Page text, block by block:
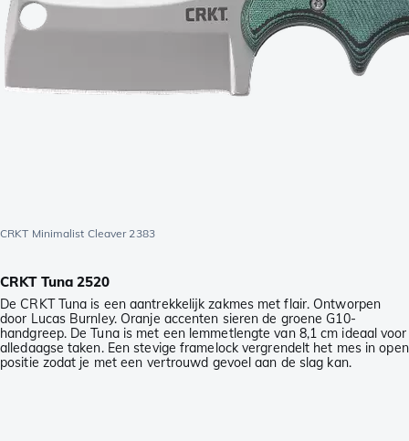
CRKT Minimalist Cleaver 2383
CRKT Tuna 2520
De CRKT Tuna is een aantrekkelijk zakmes met flair. Ontworpen
door Lucas Burnley. Oranje accenten sieren de groene G10-
handgreep. De Tuna is met een lemmetlengte van 8,1 cm ideaal voor
alledaagse taken. Een stevige framelock vergrendelt het mes in open
positie zodat je met een vertrouwd gevoel aan de slag kan.